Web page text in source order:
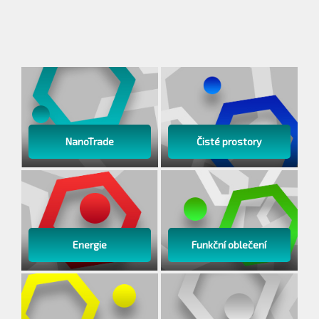
už od roku 2004 na našem e-shopu
http://www.nanosilver.cz/e-shop/
NanoTrade Čisté prostory
Energie Funkční oblečení